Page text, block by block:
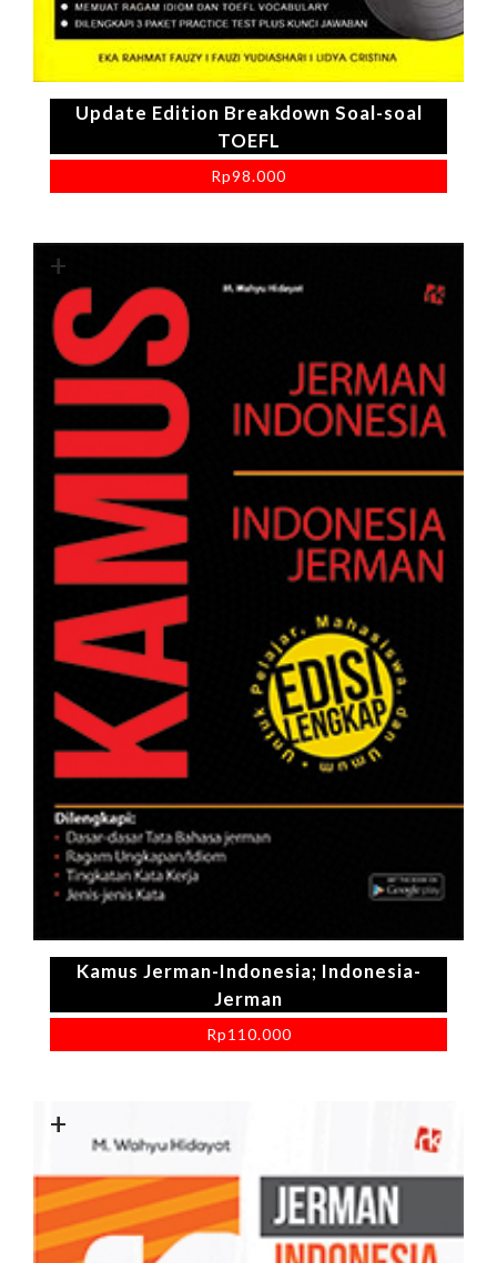
Update Edition Breakdown Soal-soal
TOEFL
Rp98.000
+
Kamus Jerman-Indonesia; Indonesia-
Jerman
Rp110.000
+